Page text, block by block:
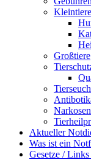
Kleintiere
Großtiere
Narkosen
Aktueller
Was ist ein
Gesetze /